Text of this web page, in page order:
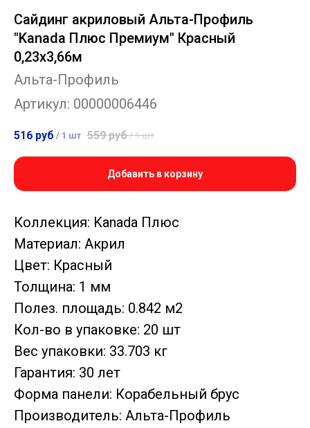
Сайдинг акриловый Альта-Профиль
"Kanada Плюс Премиум" Красный
0,23х3,66м
Альта-Профиль
Артикул: 00000006446
516 руб / 1 шт 559 руб / 1 шт
Добавить в корзину
Коллекция: Kanada Плюс
Материал: Акрил
Цвет: Красный
Толщина: 1 мм
Полез. площадь: 0.842 м2
Кол-во в упаковке: 20 шт
Вес упаковки: 33.703 кг
Гарантия: 30 лет
Форма панели: Корабельный брус
Производитель: Альта-Профиль